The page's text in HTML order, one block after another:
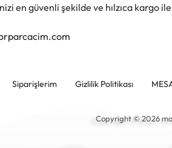
en güvenli şekilde ve hılzıca kargo
Siparişlerim Gizlilik Politikası
Copyright © 2026